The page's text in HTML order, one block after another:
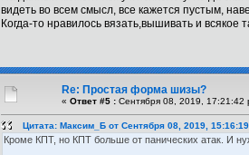
видеть во всем смысл, все кажется пустым,
Когда-то нравилось вязать,вышивать и
Re: Простая форма шизы?
« Ответ #5 : Сентября 08, 2019, 17:21:42
Цитата: Максим_Б от Сентября 08, 2019,
Кроме КПТ, но КПТ больше от панических атак. И